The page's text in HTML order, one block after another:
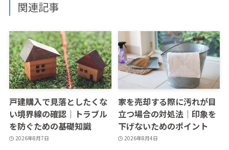
関連記事
戸建購入で見落としたくな
い境界線の確認｜トラブル
を防ぐための基礎知識
2026年8月7日
家を売却する際に汚れが目
立つ場合の対処法｜印象を
下げないためのポイント
2026年8月4日